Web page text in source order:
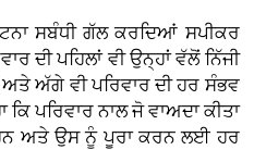
ਸਬੰਧੀ ਗੱਲ ਕਰਦਿਆਂ ਸਪੀਕਰ
ਦੀ ਪਹਿਲਾਂ ਵੀ ਉਨ੍ਹਾਂ ਵੱਲੋਂ ਨਿੱਜੀ
ਅਤੇ ਅੱਗੇ ਵੀ ਪਰਿਵਾਰ ਦੀ ਹਰ ਸੰਭਵ
ਕਿ ਪਰਿਵਾਰ ਨਾਲ ਜੋ ਵਾਅਦਾ ਕੀਤਾ
ਅਤੇ ਉਸ ਨੂੰ ਪੂਰਾ ਕਰਨ ਲਈ ਹਰ